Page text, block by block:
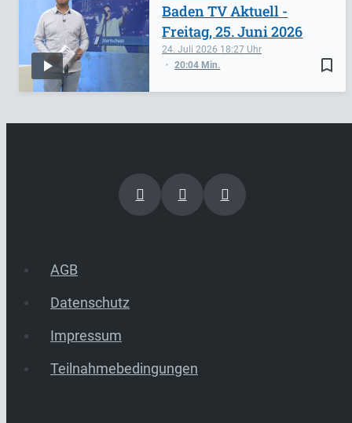
bookmark_border
24. Juli 2026 18:27
20:04 Min.
Baden TV Aktuell -
Freitag, 25. Juni 2026
AGB
Datenschutz
Impressum
Teilnahmebedingungen